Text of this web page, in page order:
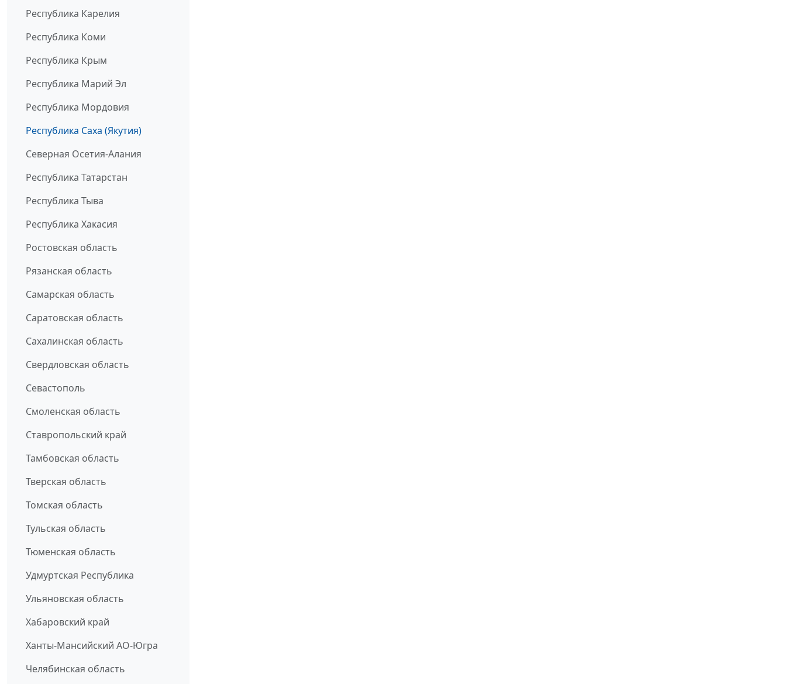
Республика Карелия
Республика Коми
Республика Крым
Республика Марий Эл
Республика Мордовия
Республика Саха (Якутия)
Северная Осетия-Алания
Республика Татарстан
Республика Тыва
Республика Хакасия
Ростовская область
Рязанская область
Самарская область
Саратовская область
Сахалинская область
Свердловская область
Севастополь
Смоленская область
Ставропольский край
Тамбовская область
Тверская область
Томская область
Тульская область
Тюменская область
Удмуртская Республика
Ульяновская область
Хабаровский край
Ханты-Мансийский АО-Югра
Челябинская область